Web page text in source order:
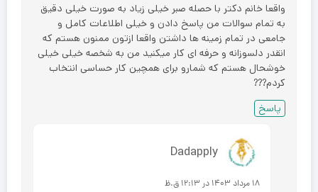
واقعا خانم دکتر با حصله صبر خیلی زیاد به صورت خیلی دقیق
به تمام سوالات من پاسخ دادن و خیلی اطلاعات کامل‌ و
جامعی در تمام زمینه ها داشتن واقعا ازتون ممنون هستم که
انقدر دلسوزانه و حرفه ای کار میکنید من به شخصه خیلی خیلی
خوشحال هستم که شمارو برای همچین کار حساسی انتخاب
کردم???
پاسخ
Dadapply
۱۸ مرداد ۱۴۰۳ در ۱۲:۱۳ ق.ظ